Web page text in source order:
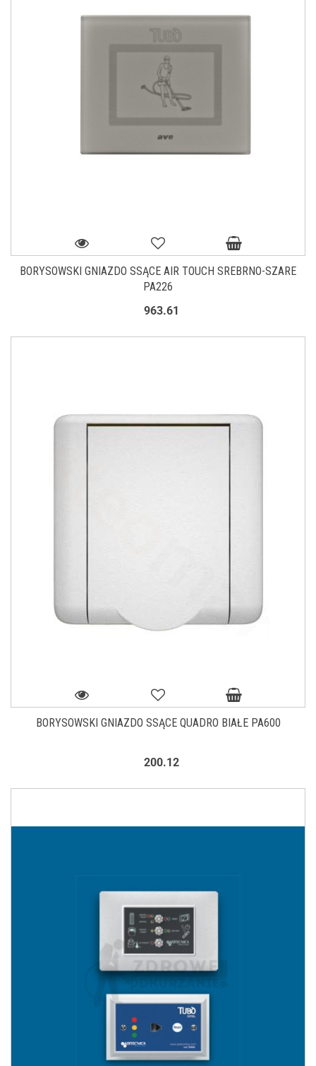
BORYSOWSKI GNIAZDO SSĄCE AIR TOUCH SREBRNO-SZARE
PA226
963.61
BORYSOWSKI GNIAZDO SSĄCE QUADRO BIAŁE PA600
200.12